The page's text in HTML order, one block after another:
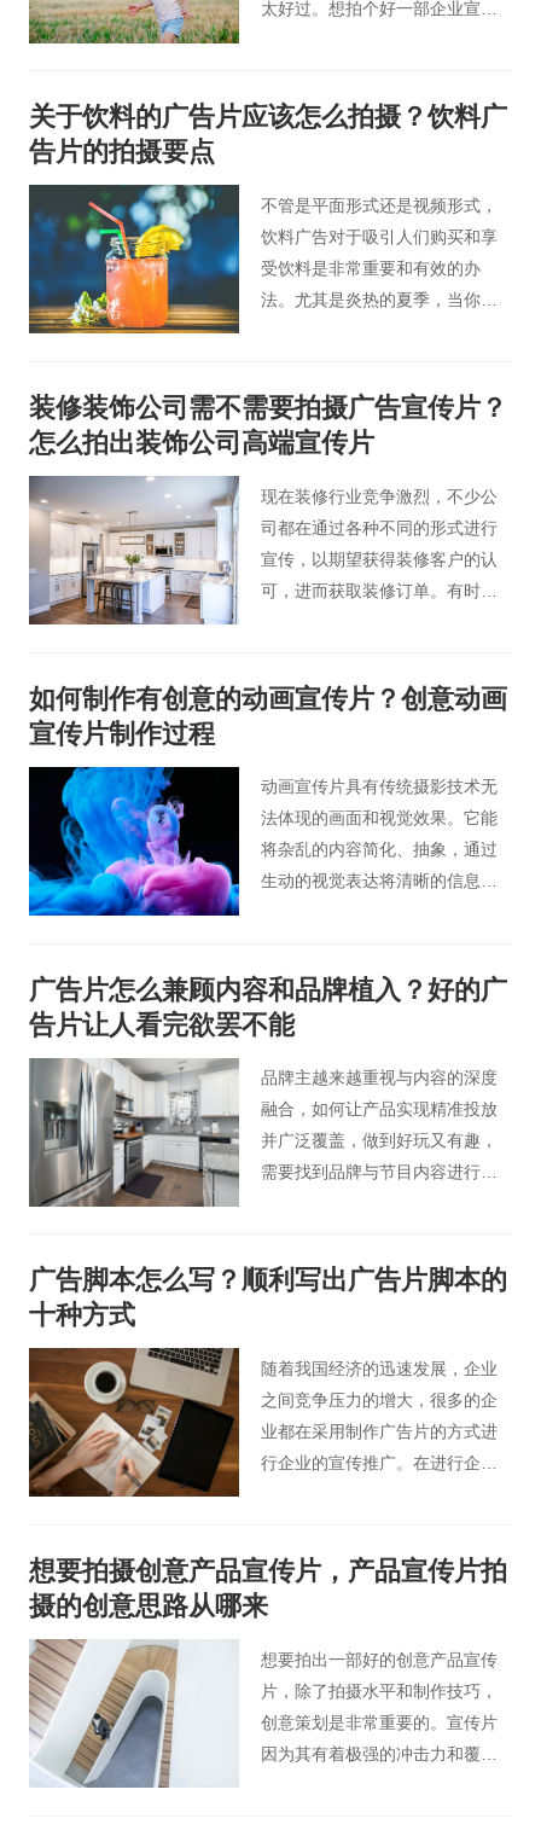
太好过。想拍个好一部企业宣传
关于饮料的广告片应该怎么拍摄？饮料广
告片的拍摄要点
不管是平面形式还是视频形式，
饮料广告对于吸引人们购买和享
受饮料是非常重要和有效的办
法。尤其是炎热的夏季，当你看
立马享受这些饮料呢。
装修装饰公司需不需要拍摄广告宣传片？
怎么拍出装饰公司高端宣传片
现在装修行业竞争激烈，不少公
司都在通过各种不同的形式进行
宣传，以期望获得装修客户的认
可，进而获取装修订单。有时候
拍摄企业宣传片是很有必要的，
如果装饰公司拍摄企业宣传片，
可以吸引观众的注意力。那么您
知道拍摄装修公司视频广告时有
哪些要领，怎么才拍出装饰公司
高端宣传片吗？和北京桃花谷企
如何制作有创意的动画宣传片？创意动画
宣传片制作过程
动画宣传片具有传统摄影技术无
法体现的画面和视觉效果。它能
将杂乱的内容简化、抽象，通过
生动的视觉表达将清晰的信息传
畅，具有视觉冲击力，从视觉到
听觉给观众不一样的感觉，能抓
住观众的眼球。
广告片怎么兼顾内容和品牌植入？好的广
告片让人看完欲罢不能
品牌主越来越重视与内容的深度
融合，如何让产品实现精准投放
并广泛覆盖，做到好玩又有趣，
需要找到品牌与节目内容进行无
牌与情节内容相融合，成为剧情
自然的组成部分，创意性甚至不
不知不觉中对品牌留下印象。
广告脚本怎么写？顺利写出广告片脚本的
十种方式
随着我国经济的迅速发展，企业
之间竞争压力的增大，很多的企
业都在采用制作广告片的方式进
行企业的宣传推广。在进行企业
键。
想要拍摄创意产品宣传片，产品宣传片拍
摄的创意思路从哪来
想要拍出一部好的创意产品宣传
片，除了拍摄水平和制作技巧，
创意策划是非常重要的。宣传片
因为其有着极强的冲击力和覆盖